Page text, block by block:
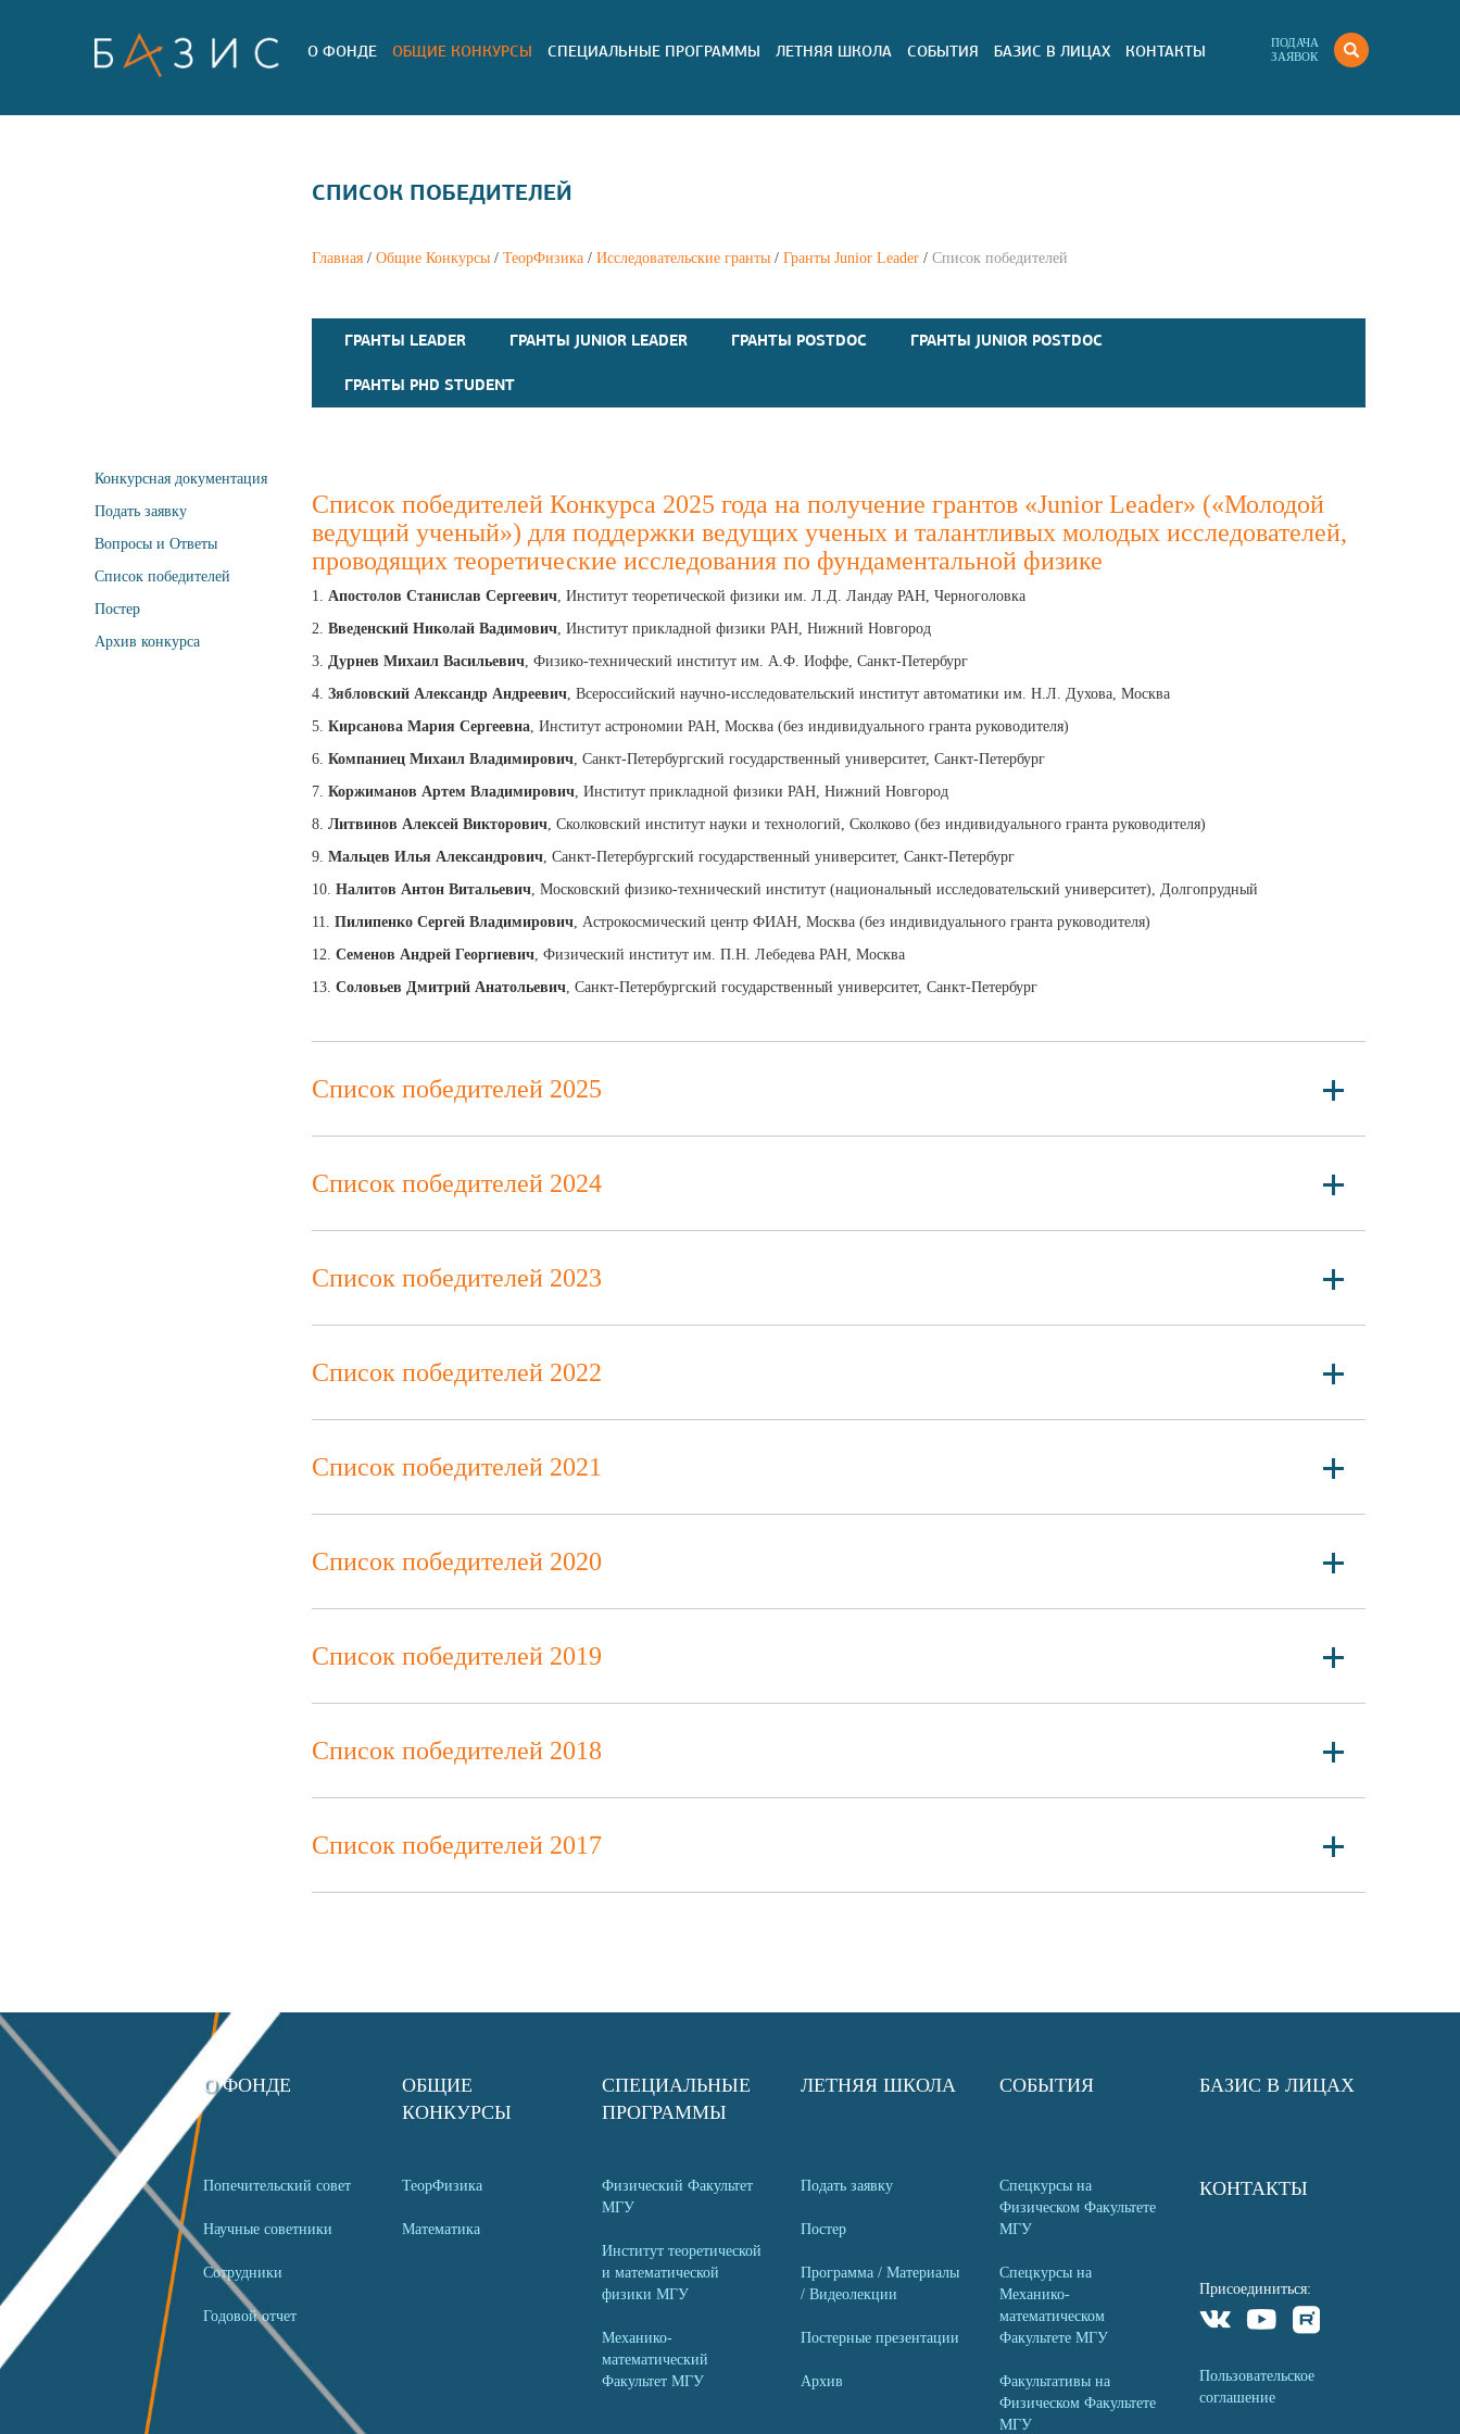
ПОДАЧА
ЗАЯВОК
О ФОНДЕ ОБЩИЕ КОНКУРСЫ СПЕЦИАЛЬНЫЕ ПРОГРАММЫ ЛЕТНЯЯ ШКОЛА СОБЫТИЯ БАЗИС В ЛИЦАХ КОНТАКТЫ
СПИСОК ПОБЕДИТЕЛЕЙ
Главная / Общие Конкурсы / ТеорФизика / Исследовательские гранты / Гранты Junior Leader / Список победителей
ГРАНТЫ LEADER ГРАНТЫ JUNIOR LEADER ГРАНТЫ POSTDOC ГРАНТЫ JUNIOR POSTDOC
ГРАНТЫ PHD STUDENT
Конкурсная документация
Подать заявку
Вопросы и Ответы
Список победителей
Постер
Архив конкурса
Список победителей Конкурса 2025 года на получение грантов «Junior Leader» («Молодой
ведущий ученый») для поддержки ведущих ученых и талантливых молодых исследователей,
проводящих теоретические исследования по фундаментальной физике
1. Апостолов Станислав Сергеевич, Институт теоретической физики им. Л.Д. Ландау РАН, Черноголовка
2. Введенский Николай Вадимович, Институт прикладной физики РАН, Нижний Новгород
3. Дурнев Михаил Васильевич, Физико-технический институт им. А.Ф. Иоффе, Санкт-Петербург
4. Зябловский Александр Андреевич, Всероссийский научно-исследовательский институт автоматики им. Н.Л. Духова, Москва
5. Кирсанова Мария Сергеевна, Институт астрономии РАН, Москва (без индивидуального гранта руководителя)
6. Компаниец Михаил Владимирович, Санкт-Петербургский государственный университет, Санкт-Петербург
7. Коржиманов Артем Владимирович, Институт прикладной физики РАН, Нижний Новгород
8. Литвинов Алексей Викторович, Сколковский институт науки и технологий, Сколково (без индивидуального гранта руководителя)
9. Мальцев Илья Александрович, Санкт-Петербургский государственный университет, Санкт-Петербург
10. Налитов Антон Витальевич, Московский физико-технический институт (национальный исследовательский университет), Долгопрудный
11. Пилипенко Сергей Владимирович, Астрокосмический центр ФИАН, Москва (без индивидуального гранта руководителя)
12. Семенов Андрей Георгиевич, Физический институт им. П.Н. Лебедева РАН, Москва
13. Соловьев Дмитрий Анатольевич, Санкт-Петербургский государственный университет, Санкт-Петербург
Список победителей 2025
Список победителей 2024
Список победителей 2023
Список победителей 2022
Список победителей 2021
Список победителей 2020
Список победителей 2019
Список победителей 2018
Список победителей 2017
О ФОНДЕ
Попечительский совет
Научные советники
Сотрудники
Годовой отчет
ОБЩИЕ
КОНКУРСЫ
ТеорФизика
Математика
СПЕЦИАЛЬНЫЕ
ПРОГРАММЫ
Физический Факультет
МГУ
Институт теоретической
и математической
физики МГУ
Механико-
математический
Факультет МГУ
ЛЕТНЯЯ ШКОЛА
Подать заявку
Постер
Программа / Материалы
/ Видеолекции
Постерные презентации
Архив
СОБЫТИЯ
Спецкурсы на
Физическом Факультете
МГУ
Спецкурсы на
Механико-
математическом
Факультете МГУ
Факультативы на
Физическом Факультете
МГУ
БАЗИС В ЛИЦАХ
КОНТАКТЫ
Присоединиться:
Пользовательское
соглашение